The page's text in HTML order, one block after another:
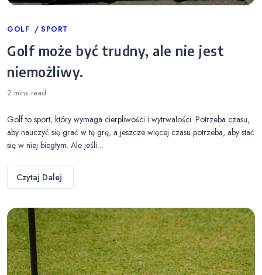
Categories
GOLF SPORT
Golf może być trudny, ale nie jest
niemożliwy.
2 mins read
Golf to sport, który wymaga cierpliwości i wytrwałości. Potrzeba czasu,
aby nauczyć się grać w tę grę, a jeszcze więcej czasu potrzeba, aby stać
się w niej biegłym. Ale jeśli…
Czytaj Dalej